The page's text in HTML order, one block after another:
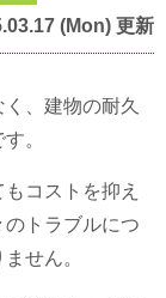
(Mon) 更新
、建物の耐久
。
コストを抑え
トラブルにつ
せん。